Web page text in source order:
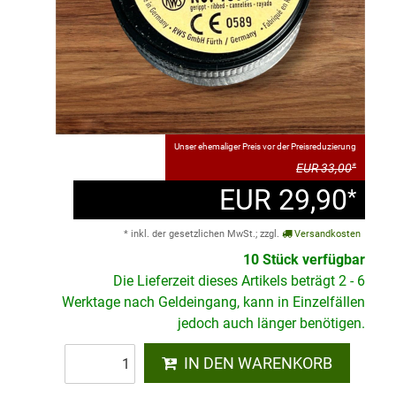
Unser ehemaliger Preis vor der Preisreduzierung
EUR 33,00*
EUR 29,90*
* inkl. der gesetzlichen MwSt.; zzgl. Versandkosten
10 Stück verfügbar
Die Lieferzeit dieses Artikels beträgt 2 - 6
Werktage nach Geldeingang, kann in Einzelfällen
jedoch auch länger benötigen.
IN DEN WARENKORB